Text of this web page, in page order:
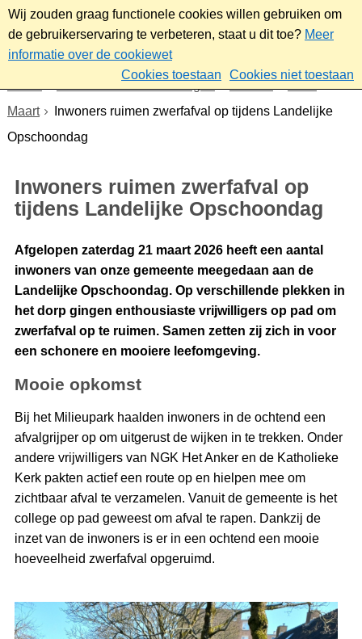
Wij zouden graag functionele cookies willen gebruiken om
de gebruikerservaring te verbeteren, staat u dit toe? Meer
informatie over de cookiewet
Cookies toestaan
Cookies niet toestaan
Nieuws & bekendmakingen Nieuws
2026
Maart
Inwoners ruimen zwerfafval op tijdens Landelijke
Opschoondag
Inwoners ruimen zwerfafval op
tijdens Landelijke Opschoondag
Afgelopen zaterdag 21 maart 2026 heeft een aantal
inwoners van onze gemeente meegedaan aan de
Landelijke Opschoondag. Op verschillende plekken in
het dorp gingen enthousiaste vrijwilligers op pad om
zwerfafval op te ruimen. Samen zetten zij zich in voor
een schonere en mooiere leefomgeving.
Mooie opkomst
Bij het Milieupark haalden inwoners in de ochtend een
afvalgrijper op om uitgerust de wijken in te trekken. Onder
andere vrijwilligers van NGK Het Anker en de Katholieke
Kerk pakten actief een route op en hielpen mee om
zichtbaar afval te verzamelen. Vanuit de gemeente is het
college op pad geweest om afval te rapen. Dankzij de
inzet van de inwoners is er in een ochtend een mooie
hoeveelheid zwerfafval opgeruimd.